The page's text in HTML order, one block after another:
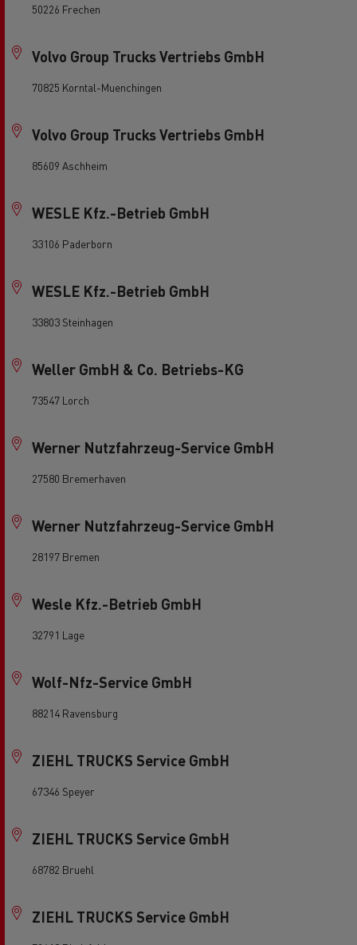
50226 Frechen
Volvo Group Trucks Vertriebs GmbH
70825 Korntal-Muenchingen
Volvo Group Trucks Vertriebs GmbH
85609 Aschheim
WESLE Kfz.-Betrieb GmbH
33106 Paderborn
WESLE Kfz.-Betrieb GmbH
33803 Steinhagen
Weller GmbH & Co. Betriebs-KG
73547 Lorch
Werner Nutzfahrzeug-Service GmbH
27580 Bremerhaven
Werner Nutzfahrzeug-Service GmbH
28197 Bremen
Wesle Kfz.-Betrieb GmbH
32791 Lage
Wolf-Nfz-Service GmbH
88214 Ravensburg
ZIEHL TRUCKS Service GmbH
67346 Speyer
ZIEHL TRUCKS Service GmbH
68782 Bruehl
ZIEHL TRUCKS Service GmbH